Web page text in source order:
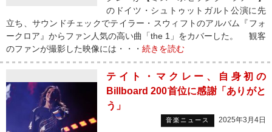
のドイツ・シュトゥットガルト公演に先
立ち、サウンドチェックでテイラー・スウィフトのアルバム『フォ
ークロア』からファン人気の高い曲「the 1」をカバーした。 観客
のファンが撮影した映像には・・・ 続きを読む
テイト・マクレー、自身初の
Billboard 200首位に感謝「ありがと
う」
音楽ニュース 2025年3月4日